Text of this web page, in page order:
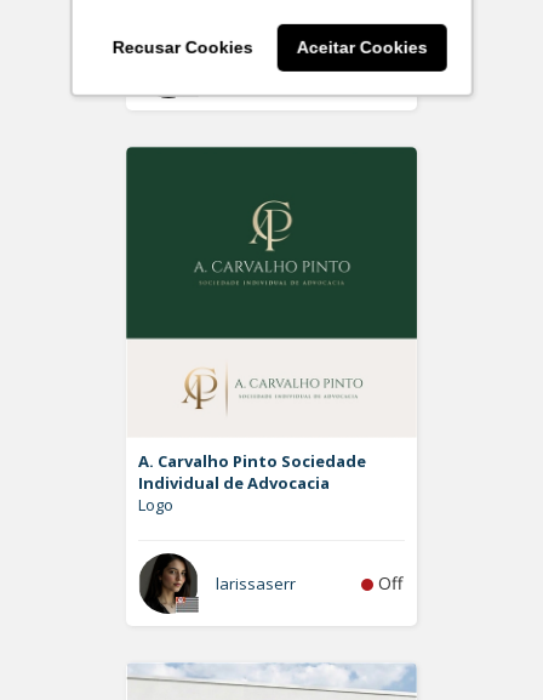
Recusar Cookies Aceitar Cookies
Rdesign SM Off
A. Carvalho Pinto Sociedade
Individual de Advocacia
Logo
larissaserr Off